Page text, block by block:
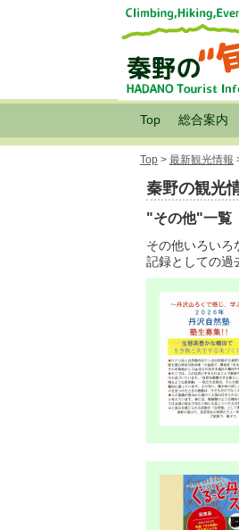
Top 総合案内
Top> 最新観光情報
秦野の観光
"その他"一覧
その他いろいろ
記録としての過